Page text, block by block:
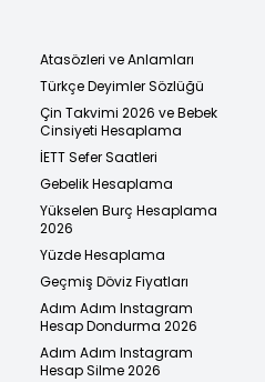
Atasözleri ve Anlamları
Türkçe Deyimler Sözlüğü
Çin Takvimi 2026 ve Bebek
Cinsiyeti Hesaplama
İETT Sefer Saatleri
Gebelik Hesaplama
Yükselen Burç Hesaplama
2026
Yüzde Hesaplama
Geçmiş Döviz Fiyatları
Adım Adım Instagram
Hesap Dondurma 2026
Adım Adım Instagram
Hesap Silme 2026